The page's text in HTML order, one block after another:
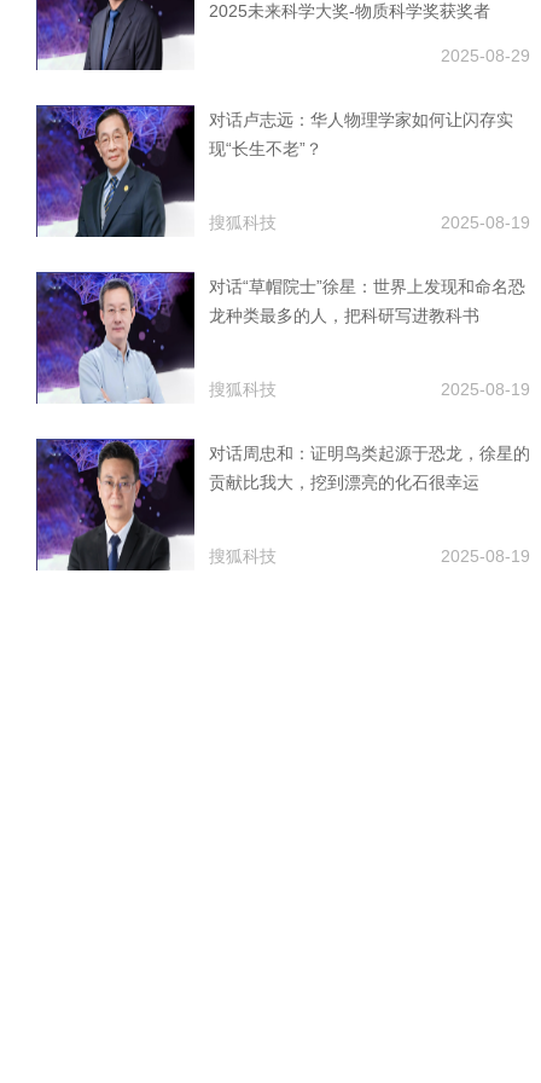
2025未来科学大奖-物质科学奖获奖者
2025-08-29
对话卢志远：华人物理学家如何让闪存实
现“长生不老”？
搜狐科技 2025-08-19
对话“草帽院士”徐星：世界上发现和命名恐
龙种类最多的人，把科研写进教科书
搜狐科技 2025-08-19
对话周忠和：证明鸟类起源于恐龙，徐星的
贡献比我大，挖到漂亮的化石很幸运
搜狐科技 2025-08-19